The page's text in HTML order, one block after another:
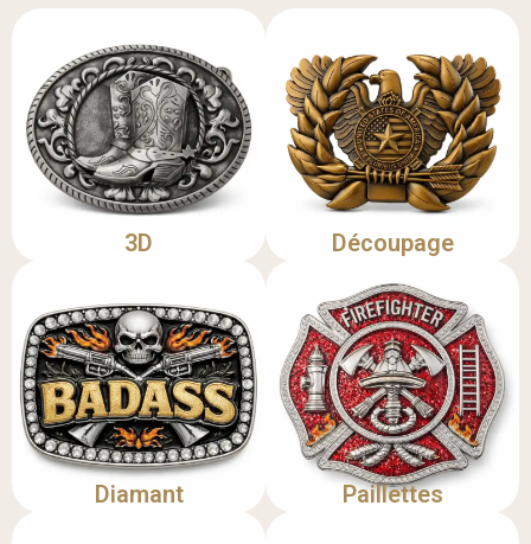
3D Découpage
Diamant Paillettes